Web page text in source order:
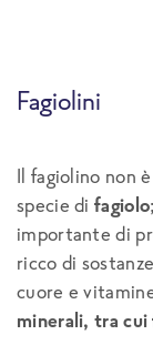
Fagiolini
Il fagiolino non
specie di fagiolo
importante di
ricco di
cuore e
minerali, tra